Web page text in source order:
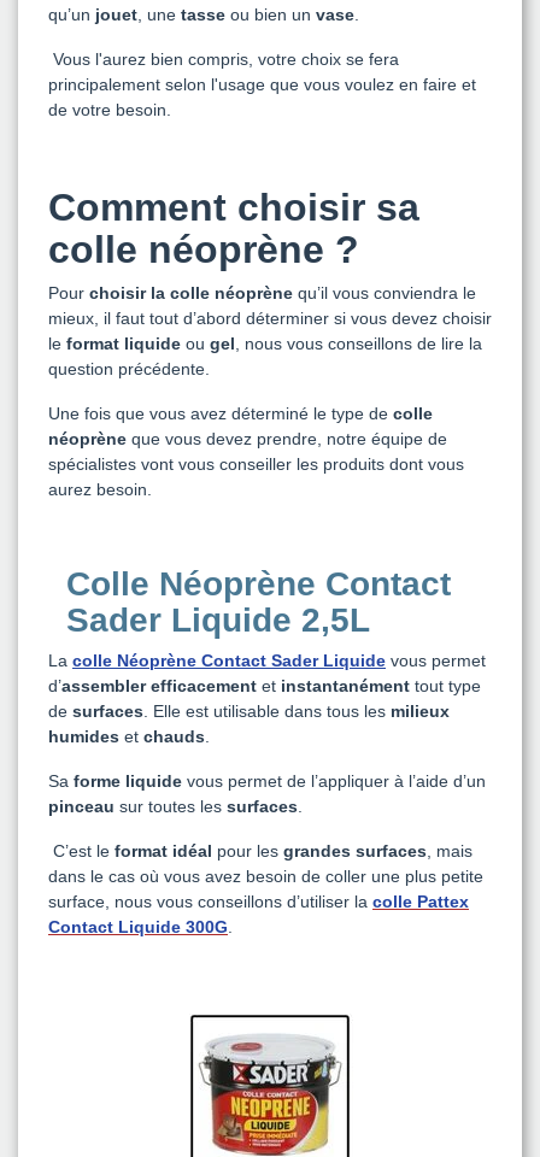
qu’un jouet , une tasse ou bien un vase
Vous l'aurez bien compris, votre choix se fera
principalement selon l'usage que vous voulez en faire et
de votre besoin.
Comment choisir sa
colle néoprène ?
Pour choisir la colle néoprène qu’il vous conviendra le
mieux, il faut tout d’abord déterminer si vous devez choisir
le format liquide ou gel , nous vous conseillons de lire la
question précédente.
Une fois que vous avez déterminé le type de colle
néoprène que vous devez prendre, notre équipe de
spécialistes vont vous conseiller les produits dont vous
aurez besoin.
Colle Néoprène Contact
Sader Liquide 2,5L
La colle Néoprène Contact Sader Liquide vous permet
d’assembler efficacement et instantanément tout type
de surfaces . Elle est utilisable dans tous les milieux
humides et chauds
Sa forme liquide vous permet de l’appliquer à l’aide d’un
pinceau sur toutes les surfaces
C’est le format idéal pour les grandes surfaces , mais
dans le cas où vous avez besoin de coller une plus petite
surface, nous vous conseillons d’utiliser la colle Pattex
Contact Liquide 300G